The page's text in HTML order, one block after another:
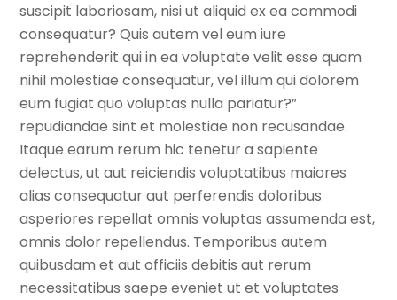
suscipit laboriosam, nisi ut aliquid ex ea commodi
consequatur? Quis autem vel eum iure
reprehenderit qui in ea voluptate velit esse quam
nihil molestiae consequatur, vel illum qui dolorem
eum fugiat quo voluptas nulla pariatur?”
repudiandae sint et molestiae non recusandae.
Itaque earum rerum hic tenetur a sapiente
delectus, ut aut reiciendis voluptatibus maiores
alias consequatur aut perferendis doloribus
asperiores repellat omnis voluptas assumenda est,
omnis dolor repellendus. Temporibus autem
quibusdam et aut officiis debitis aut rerum
necessitatibus saepe eveniet ut et voluptates